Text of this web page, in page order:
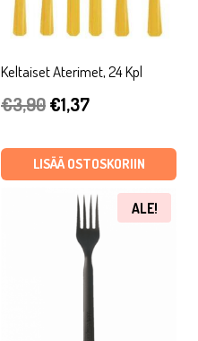
Keltaiset Aterimet, 24 Kpl
€3,90Alkuperäinen
oli:
€3,90.
€1,37Nykyinen
on:
€1,37.
LISÄÄ OSTOSKORIIN
ALE!